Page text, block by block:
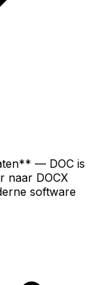
— DOC is
naar DOCX
software